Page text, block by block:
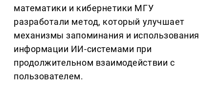
математики и кибернетики МГУ
разработали метод, который улучшает
механизмы запоминания и использования
информации ИИ-системами при
продолжительном взаимодействии с
пользователем.